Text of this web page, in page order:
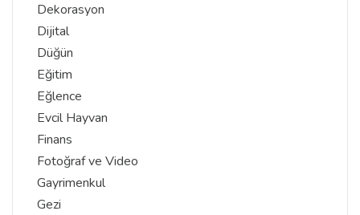
Dekorasyon
Dijital
Düğün
Eğitim
Eğlence
Evcil Hayvan
Finans
Fotoğraf ve Video
Gayrimenkul
Gezi